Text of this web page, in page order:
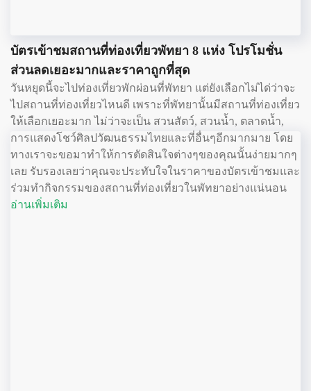
บัตรเข้าชมสถานที่ท่องเที่ยวพัทยา 8 แห่ง โปรโมชั่น
ส่วนลดเยอะมากและราคาถูกที่สุด
วันหยุดนี้จะไปท่องเที่ยวพักผ่อนที่พัทยา แต่ยังเลือกไม่ได่ว่าจะ
ไปสถานที่ท่องเที่ยวไหนดี เพราะที่พัทยานั้นมีสถานที่ท่องเที่ยว
ให้เลือกเยอะมาก ไม่ว่าจะเป็น สวนสัตว์, สวนน้ำ, ตลาดน้ำ,
การแสดงโชว์ศิลปวัฒนธรรมไทยและที่อื่นๆอีกมากมาย โดย
ทางเราจะขอมาทำให้การตัดสินใจต่างๆของคุณนั้นง่ายมากๆ
เลย รับรองเลยว่าคุณจะประทับใจในราคาของบัตรเข้าชมและ
ร่วมทำกิจกรรมของสถานที่ท่องเที่ยวในพัทยาอย่างแน่นอน
อ่านเพิ่มเติม